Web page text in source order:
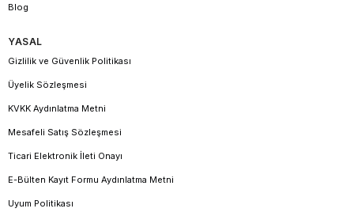
Blog
YASAL
Gizlilik ve Güvenlik Politikası
Üyelik Sözleşmesi
KVKK Aydınlatma Metni
Mesafeli Satış Sözleşmesi
Ticari Elektronik İleti Onayı
E-Bülten Kayıt Formu Aydınlatma Metni
Uyum Politikası